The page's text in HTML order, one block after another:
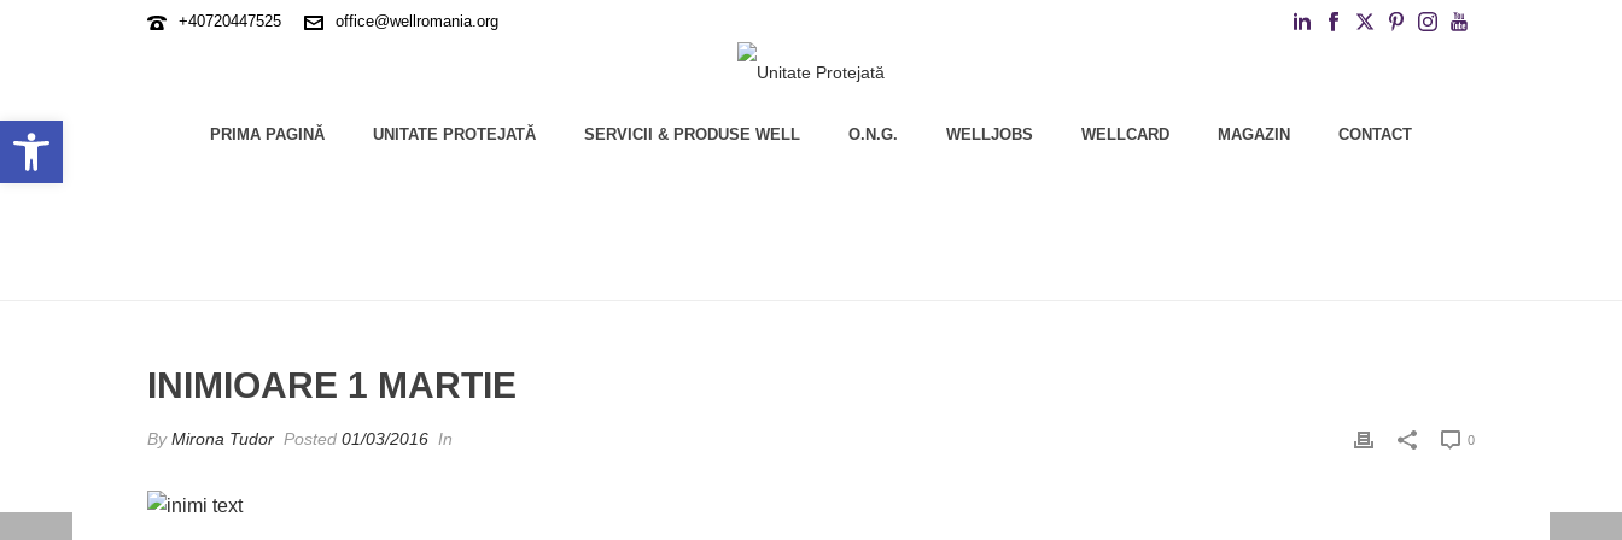
+40720447525 office@wellromania.org
PRIMA PAGINĂ UNITATE PROTEJATĂ SERVICII & PRODUSE WELL O.N.G. WELLJOBS WELLCARD MAGAZIN CONTACT
INIMIOARE 1 MARTIE
ByMirona Tudor Posted 01/03/2016 In 0
Deschide bara de unelte